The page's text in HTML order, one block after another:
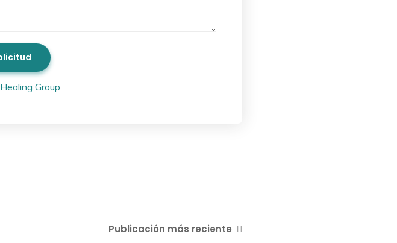
Healing Group
Publicación más reciente